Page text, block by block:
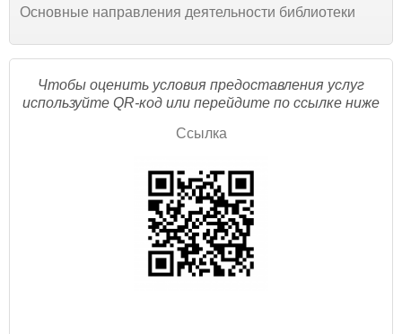
Основные направления деятельности библиотеки
Чтобы оценить условия предоставления услуг
используйте QR-код или перейдите по ссылке ниже
Ссылка